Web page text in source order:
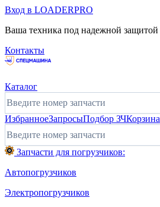
Вход в LOADERPRO
Ваша техника под надежной защитой
Контакты
Каталог
ИзбранноеЗапросыПодбор ЗЧКорзина
Запчасти для погрузчиков:
Автопогрузчиков
Электропогрузчиков